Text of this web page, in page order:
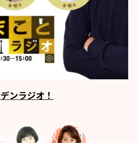
ンラジオ！